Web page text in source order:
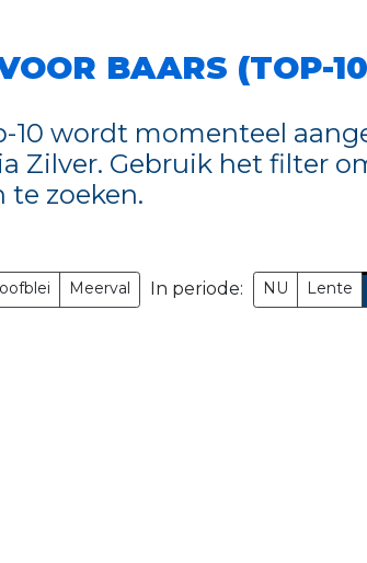
BAARS (TOP-
wordt momenteel
Zilver. Gebruik het filter
te zoeken.
Meerval In periode: NU Lente